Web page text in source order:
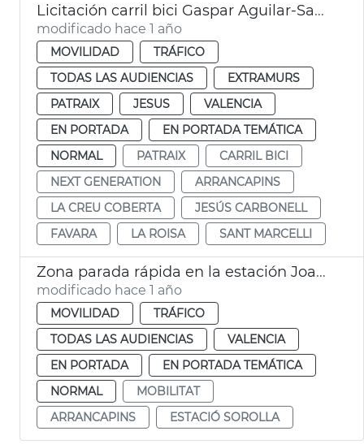
Licitación carril bici Gaspar Aguilar-Sant Vicent València
modificado hace 1 año
MOVILIDAD
TRÁFICO
TODAS LAS AUDIENCIAS
EXTRAMURS
PATRAIX
JESUS
VALENCIA
EN PORTADA
EN PORTADA TEMÁTICA
NORMAL
PATRAIX
CARRIL BICI
NEXT GENERATION
ARRANCAPINS
LA CREU COBERTA
JESÚS CARBONELL
FAVARA
LA ROISA SANT MARCELLI
Zona parada rápida en la estación Joaquín Sorolla
modificado hace 1 año
MOVILIDAD
TRÁFICO
TODAS LAS AUDIENCIAS
VALENCIA
EN PORTADA
EN PORTADA TEMÁTICA
NORMAL
MOBILITAT
ARRANCAPINS
ESTACIÓ SOROLLA